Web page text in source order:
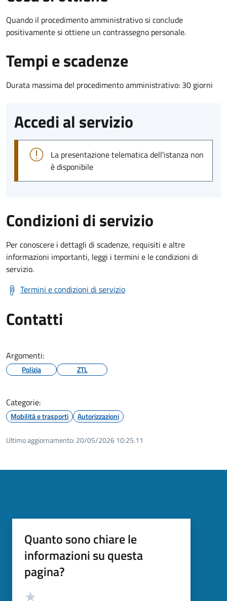
Quando il procedimento amministrativo si conclude
positivamente si ottiene un contrassegno personale.
Tempi e scadenze
Durata massima del procedimento amministrativo: 30 giorni
Accedi al servizio
La presentazione telematica dell'istanza non
è disponibile
Condizioni di servizio
Per conoscere i dettagli di scadenze, requisiti e altre
informazioni importanti, leggi i termini e le condizioni di
servizio.
Termini e condizioni di servizio
Contatti
Argomenti:
Polizia ZTL
Categorie:
Mobilità e trasporti Autorizzazioni
Ultimo aggiornamento: 20/05/2026 10:25.11
Quanto sono chiare le
informazioni su questa
pagina?
Valutazione